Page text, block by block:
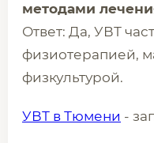
методами
Ответ: Да, УВТ
физиотерапией,
физкультурой.
УВТ в Тюмени -